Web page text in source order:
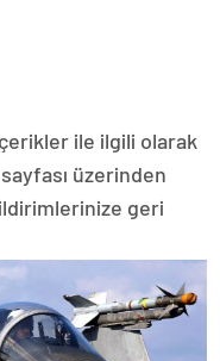
ile ilgili olarak
üzerinden
geri